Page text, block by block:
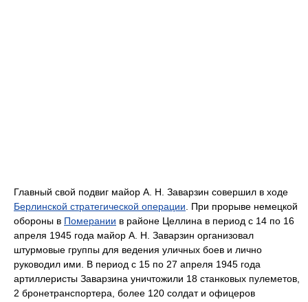
Главный свой подвиг майор А. Н. Заварзин совершил в ходе
Берлинской стратегической операции . При прорыве немецкой
обороны в Померании в районе Целлина в период с 14 по 16
апреля 1945 года майор А. Н. Заварзин организовал
штурмовые группы для ведения уличных боев и лично
руководил ими. В период с 15 по 27 апреля 1945 года
артиллеристы Заварзина уничтожили 18 станковых пулеметов,
2 бронетранспортера, более 120 солдат и офицеров